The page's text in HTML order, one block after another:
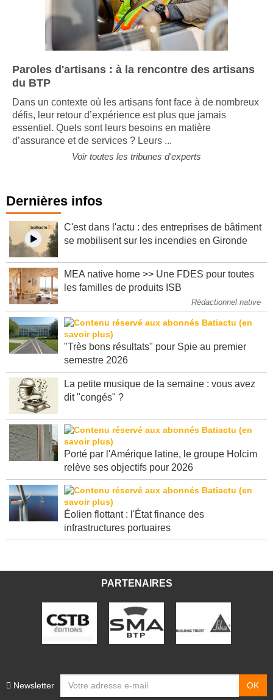
Paroles d'artisans : à la rencontre des artisans
Dans un contexte où les artisans font face à de nombreux
défis, leur retour d’expérience est plus que jamais
essentiel. Quels sont leurs besoins en matière
Dernières infos
C'est dans l'actu : des entreprises de bâtiment
MEA native home >> Une FDES pour toutes
Rédactionnel native
"Très bons résultats" pour Spie au premier
La petite musique de la semaine : vous avez
Porté par l'Amérique latine, le groupe Holcim
Éolien flottant : l'État finance des